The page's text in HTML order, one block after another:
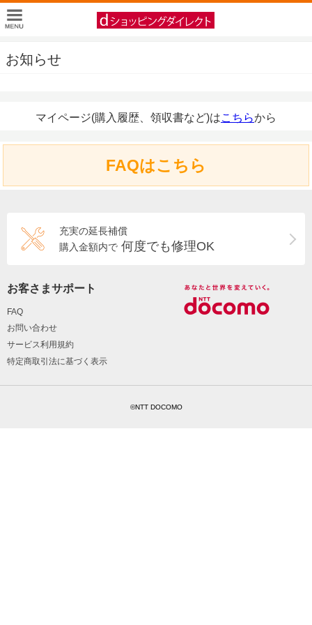
お知らせ
マイページ(購入履歴、領収書など)はこちらから
FAQはこちら
充実の延長補償
購入金額内で 何度でも修理OK
お客さまサポート
FAQ
お問い合わせ
サービス利用規約
特定商取引法に基づく表示
©NTT DOCOMO